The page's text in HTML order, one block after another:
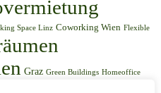
Space Linz Coworking Wien Flexible
Graz Green Buildings Homeoffice